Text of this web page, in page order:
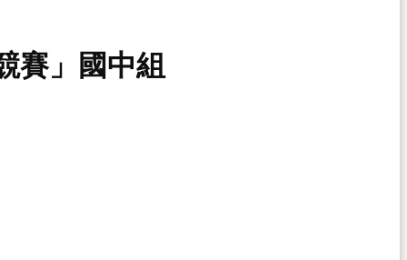
賽」國中組